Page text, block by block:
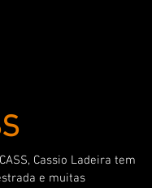
Cassio Ladeira tem
e muitas